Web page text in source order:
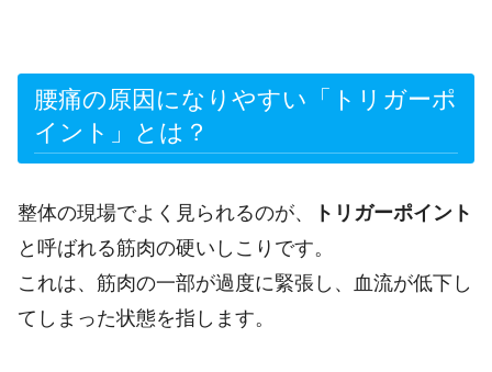
腰痛の原因になりやすい「トリガーポ
イント」とは？
整体の現場でよく見られるのが、
トリガーポイント
と呼ばれる筋肉の硬いしこりです。
これは、筋肉の一部が過度に緊張し、血流が低下し
てしまった状態を指します。